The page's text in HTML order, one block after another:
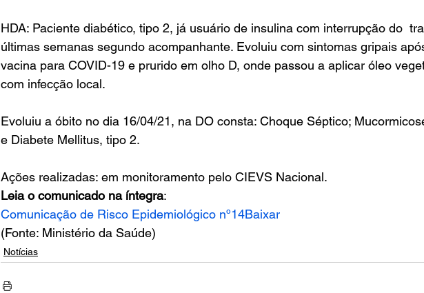
HDA: Paciente diabético, tipo 2, já usuário de insulina com interrupção do
últimas semanas segundo acompanhante. Evoluiu com sintomas gripais
vacina para COVID-19 e prurido em olho D, onde passou a aplicar óleo
com infecção local.
Evoluiu a óbito no dia 16/04/21, na DO consta: Choque Séptico;
e Diabete Mellitus, tipo 2.
Ações realizadas: em monitoramento pelo CIEVS Nacional.
Leia o comunicado na íntegra:
Comunicação de Risco Epidemiológico nº14Baixar
(Fonte: Ministério da Saúde)
Notícias